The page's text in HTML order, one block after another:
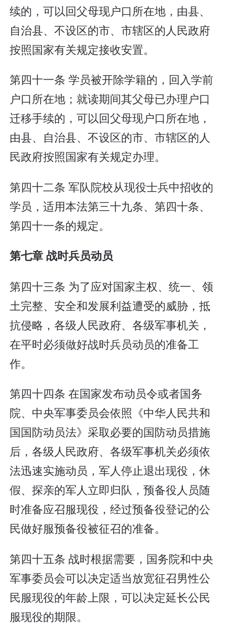
续的，可以回父母现户口所在地，由县、
自治县、不设区的市、市辖区的人民政府
按照国家有关规定接收安置。
第四十一条 学员被开除学籍的，回入学前
户口所在地；就读期间其父母已办理户口
迁移手续的，可以回父母现户口所在地，
由县、自治县、不设区的市、市辖区的人
民政府按照国家有关规定办理。
第四十二条 军队院校从现役士兵中招收的
学员，适用本法第三十九条、第四十条、
第四十一条的规定。
第七章 战时兵员动员
第四十三条 为了应对国家主权、统一、领
土完整、安全和发展利益遭受的威胁，抵
抗侵略，各级人民政府、各级军事机关，
在平时必须做好战时兵员动员的准备工
作。
第四十四条 在国家发布动员令或者国务
院、中央军事委员会依照《中华人民共和
国国防动员法》采取必要的国防动员措施
后，各级人民政府、各级军事机关必须依
法迅速实施动员，军人停止退出现役，休
假、探亲的军人立即归队，预备役人员随
时准备应召服现役，经过预备役登记的公
民做好服预备役被征召的准备。
第四十五条 战时根据需要，国务院和中央
军事委员会可以决定适当放宽征召男性公
民服现役的年龄上限，可以决定延长公民
服现役的期限。